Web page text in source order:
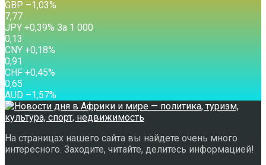
GBP –1,03%
7,77
JPY +0,39% За 1 000
0,13
CNY +0,18%
0,91
CHF +0,45%
0,65
AUD –1,57%
На страницах нашего сайта вы найдете очень много
интересного. Заходите, читайте, делитесь информацией!